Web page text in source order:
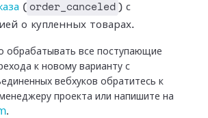
( order_canceled ) с
о купленных товарах.
обрабатывать все поступающие
к новому варианту с
вебхуков обратитесь к
проекта или напишите на
.